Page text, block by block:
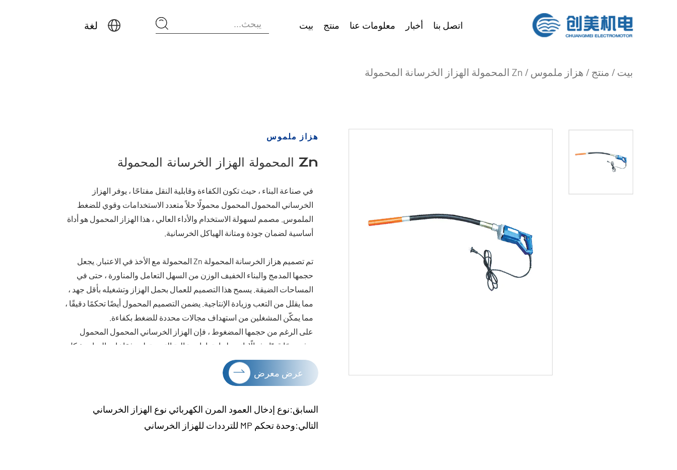
بيت منتج معلومات عنا أخبار اتصل بنا لغة
بيت / منتج / هزاز ملموس / Zn المحمولة الهزاز الخرسانة المحمولة
هزاز ملموس
Zn المحمولة الهزاز الخرسانة المحمولة
في صناعة البناء ، حيث تكون الكفاءة وقابلية النقل مفتاحًا ، يوفر الهزاز
الخرساني المحمول المحمول محمولًا حلاً متعدد الاستخدامات وقوي للضغط
الملموس. مصمم لسهولة الاستخدام والأداء العالي ، هذا الهزاز المحمول هو أداة
أساسية لضمان جودة ومتانة الهياكل الخرسانية.
تم تصميم هزاز الخرسانة المحمولة Zn المحمولة مع الأخذ في الاعتبار. يجعل
حجمها المدمج والبناء الخفيف الوزن من السهل التعامل والمناورة ، حتى في
المساحات الضيقة. يسمح هذا التصميم للعمال بحمل الهزاز وتشغيله بأقل جهد ،
مما يقلل من التعب وزيادة الإنتاجية. يضمن التصميم المحمول أيضًا تحكمًا دقيقًا ،
مما يمكّن المشغلين من استهداف مجالات محددة للضغط بكفاءة.
على الرغم من حجمها المضغوط ، فإن الهزاز الخرساني المحمول المحمول
يوفر ضمًا قويًا وفعالًا. إنه يولد اهتزازات عالية التردد تطرد فقاعات الهواء بشكل
فعال والفراغات من المزيج الخرساني ، مما يؤدي إلى منتج نهائي أكثر كثافة
وأقوى. يضمن هذا الضغط العالي الأداء أن يكون الخرسانة مضغوطًا بشكل موحد
، مما يقلل من خطر الضعف الهيكلي وزيادة الجودة الإجمالية للبناء.
مشروع بناء ، ويوفر ضغطًا قويًا ، وقابلية للحمل ، وسهولة الاستخدام ، والمتانة ،
وكفاءة الطاقة ، والتنوع. يجعل تصميمها المدمج وقدراتها عالية الأداء إضافة
عرض معرض
السابق:نوع إدخال العمود المرن الكهربائي نوع الهزاز الخرساني
التالي:وحدة تحكم MP للترددات للهزاز الخرساني